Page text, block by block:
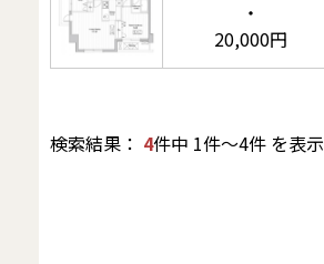
・
20,000円
検索結果： 4件中 1件～4件 を表示